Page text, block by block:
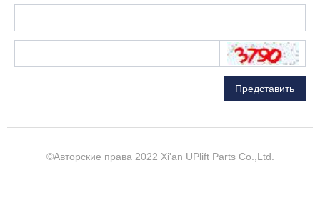
Представить
©Авторские права 2022 Xi'an UPlift Parts Co.,Ltd.